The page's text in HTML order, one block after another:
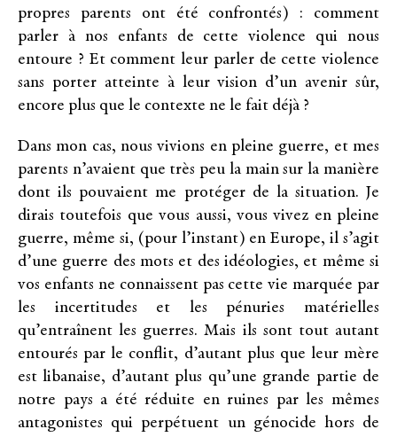
propres parents ont été confrontés) : comment
parler à nos enfants de cette violence qui nous
entoure ? Et comment leur parler de cette violence
sans porter atteinte à leur vision d’un avenir sûr,
encore plus que le contexte ne le fait déjà ?
Dans mon cas, nous vivions en pleine guerre, et mes
parents n’avaient que très peu la main sur la manière
dont ils pouvaient me protéger de la situation. Je
dirais toutefois que vous aussi, vous vivez en pleine
guerre, même si, (pour l’instant) en Europe, il s’agit
d’une guerre des mots et des idéologies, et même si
vos enfants ne connaissent pas cette vie marquée par
les incertitudes et les pénuries matérielles
qu’entraînent les guerres. Mais ils sont tout autant
entourés par le conflit, d’autant plus que leur mère
est libanaise, d’autant plus qu’une grande partie de
notre pays a été réduite en ruines par les mêmes
antagonistes qui perpétuent un génocide hors de